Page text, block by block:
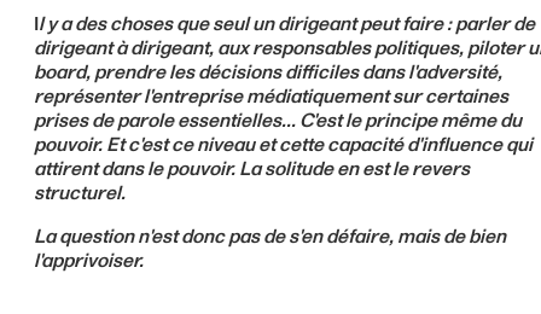
Il y a des choses que seul un dirigeant peut faire : parler de
dirigeant à dirigeant, aux responsables politiques, piloter
board, prendre les décisions difficiles dans l'adversité,
représenter l'entreprise médiatiquement sur certaines
prises de parole essentielles... C'est le principe même du
pouvoir. Et c'est ce niveau et cette capacité d'influence qui
attirent dans le pouvoir. La solitude en est le revers
structurel.
La question n'est donc pas de s'en défaire, mais de bien
l'apprivoiser.